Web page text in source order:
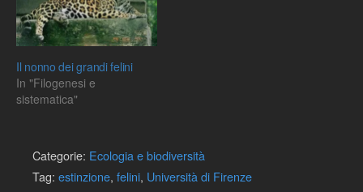
Il nonno dei grandi felini
In "Filogenesi e
sistematica"
Categorie: Ecologia e biodiversità
Tag: estinzione, felini, Università di Firenze